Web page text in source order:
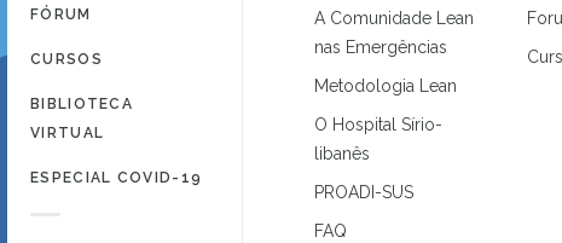
FÓRUM
CURSOS
BIBLIOTECA
VIRTUAL
ESPECIAL COVID-19
A Comunidade Lean
nas Emergências
Metodologia Lean
O Hospital Sírio-
libanês
PROADI-SUS
FAQ